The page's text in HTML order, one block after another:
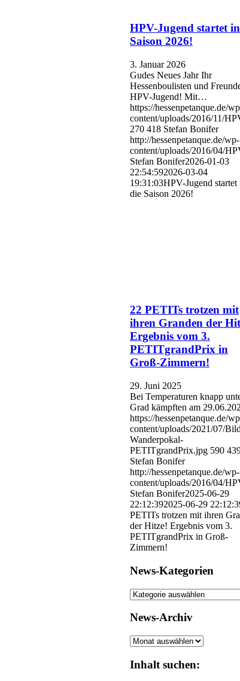
HPV-Jugend startet
Saison 2026!
3. Januar 2026
Gudes Neues Jahr Ihr
Hessenboulisten und
HPV-Jugend! Mit…
https://hessenpetanque.de/
content/uploads/2016/11/
270 418 Stefan Bonifer
http://hessenpetanque.de/wp-
content/uploads/2016/04/
Stefan Bonifer2026-01-03
22:54:592026-03-04
19:31:03HPV-Jugend startet
die Saison 2026!
22 PETITs trotzen mit
ihren Granden der
Ergebnis vom 3.
PETITgrandPrix in
Groß-Zimmern!
29. Juni 2025
Bei Temperaturen knapp
Grad kämpften am
https://hessenpetanque.de/
content/uploads/2021/07/
Wanderpokal-
PETITgrandPrix.jpg 590
Stefan Bonifer
http://hessenpetanque.de/wp-
content/uploads/2016/04/
Stefan Bonifer2025-06-29
22:12:392025-06-29
PETITs trotzen mit ihren
der Hitze! Ergebnis vom 3.
PETITgrandPrix in Groß-
Zimmern!
News-Kategorien
News-
News-Archiv
News-
Inhalt suchen: